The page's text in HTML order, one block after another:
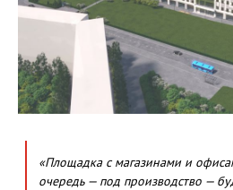
«Площадка с магазинами и
очередь — под производство —